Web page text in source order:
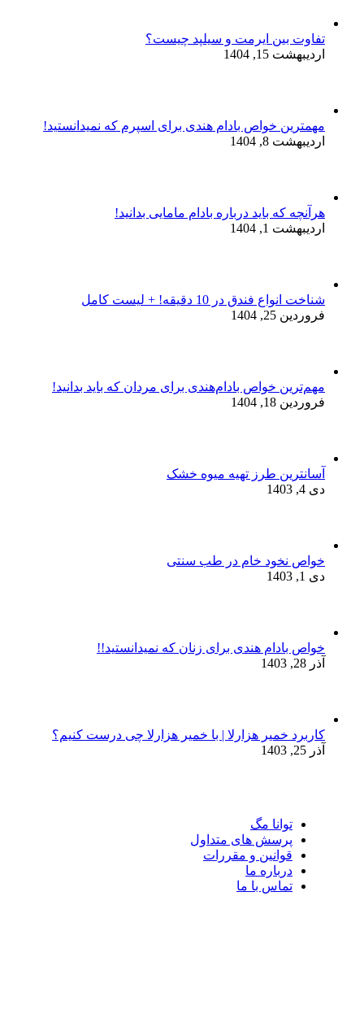
تفاوت بین ایرمت و سیلپد چیست؟
اردیبهشت 15, 1404
مهمترین خواص بادام هندی برای اسپرم که نمیدانستید!
اردیبهشت 8, 1404
هرآنچه که باید درباره بادام مامایی بدانید!
اردیبهشت 1, 1404
شناخت انواع فندق در 10 دقیقه! + لیست کامل
فروردین 25, 1404
مهم‌ترین خواص بادام‌هندی برای مردان که باید بدانید!
فروردین 18, 1404
آسانترین طرز تهیه میوه خشک
دی 4, 1403
خواص نخود خام در طب سنتی
دی 1, 1403
خواص بادام هندی برای زنان که نمیدانستید!!
آذر 28, 1403
کاربرد خمیر هزارلا | با خمیر هزارلا چی درست کنیم؟
آذر 25, 1403
توانا مگ
پرسش های متداول
قوانین و مقررات
درباره ما
تماس با ما